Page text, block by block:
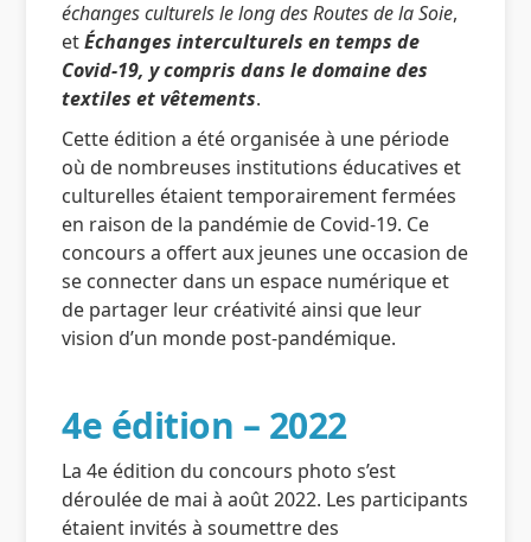
échanges culturels le long des Routes de la Soie,
etÉchanges interculturels en temps de
Covid-19, y compris dans le domaine des
textiles et vêtements.
Cette édition a été organisée à une période
où de nombreuses institutions éducatives et
culturelles étaient temporairement fermées
en raison de la pandémie de Covid-19. Ce
concours a offert aux jeunes une occasion de
se connecter dans un espace numérique et
de partager leur créativité ainsi que leur
vision d’un monde post-pandémique.
4e édition – 2022
La 4e édition du concours photo s’est
déroulée de mai à août 2022. Les participants
étaient invités à soumettre des